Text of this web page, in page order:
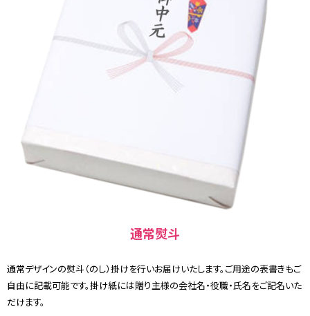
通常熨斗
通常デザインの熨斗（のし）掛けを行いお届けいたします。ご用途の表書きもご
自由に記載可能です。掛け紙には贈り主様の会社名・役職・氏名をご記名いた
だけます。